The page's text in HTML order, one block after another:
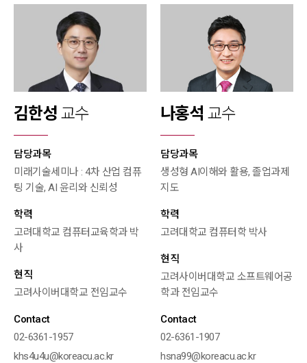
김한성 교수
담당과목
미래기술세미나 : 4차 산업 컴퓨
팅 기술, AI 윤리와 신뢰성
학력
고려대학교 컴퓨터교육학과 박
사
현직
고려사이버대학교 전임교수
Contact
02-6361-1957
khs4u4u@koreacu.ac.kr
나홍석 교수
담당과목
생성형 AI이해와 활용, 졸업과제
지도
학력
고려대학교 컴퓨터학 박사
현직
고려사이버대학교 소프트웨어공
학과 전임교수
Contact
02-6361-1907
hsna99@koreacu.ac.kr